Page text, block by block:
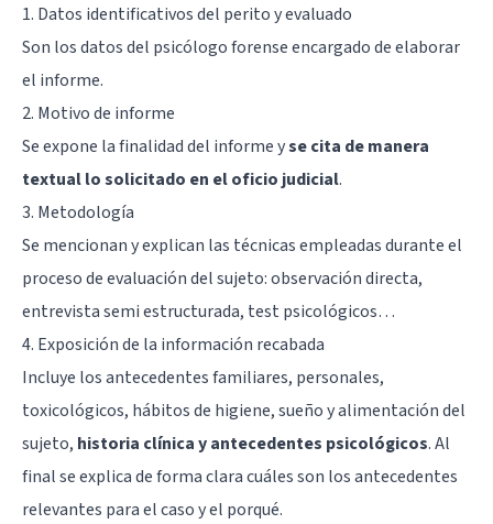
1. Datos identificativos del perito y evaluado
Son los datos del psicólogo forense encargado de elaborar
el informe.
2. Motivo de informe
Se expone la finalidad del informe yse cita de manera
textual lo solicitado en el oficio judicial.
3. Metodología
Se mencionan y explican las técnicas empleadas durante el
proceso de evaluación del sujeto: observación directa,
entrevista semi estructurada, test psicológicos…
4. Exposición de la información recabada
Incluye los antecedentes familiares, personales,
toxicológicos, hábitos de higiene, sueño y alimentación del
sujeto, historia clínica y antecedentes psicológicos. Al
final se explica de forma clara cuáles son los antecedentes
relevantes para el caso y el porqué.